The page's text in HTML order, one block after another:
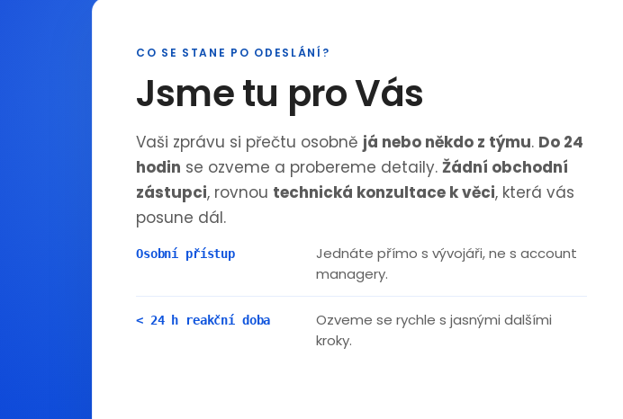
CO SE STANE PO ODESLÁNÍ?
Jsme tu pro Vás
Vaši zprávu si přečtu osobně já nebo někdo z týmu. Do 24
hodin se ozveme a probereme detaily. Žádní obchodní
zástupci, rovnou technická konzultace k věci, která vás
posune dál.
Osobní přístup
Jednáte přímo s vývojáři, ne s account
managery.
< 24 h reakční doba
Ozveme se rychle s jasnými dalšími
kroky.